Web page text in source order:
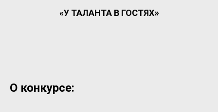
«У ТАЛАНТА В ГОСТЯХ»
О конкурсе: